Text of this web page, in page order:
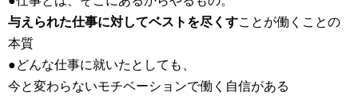
与えられた仕事に対してベストを尽くすことが働くことの
本質
●どんな仕事に就いたとしても、
今と変わらないモチベーションで働く自信がある